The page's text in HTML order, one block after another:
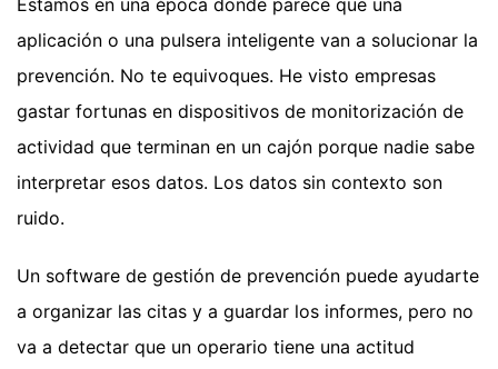
Estamos en una época donde parece que una
aplicación o una pulsera inteligente van a solucionar la
prevención. No te equivoques. He visto empresas
gastar fortunas en dispositivos de monitorización de
actividad que terminan en un cajón porque nadie sabe
interpretar esos datos. Los datos sin contexto son
ruido.
Un software de gestión de prevención puede ayudarte
a organizar las citas y a guardar los informes, pero no
va a detectar que un operario tiene una actitud